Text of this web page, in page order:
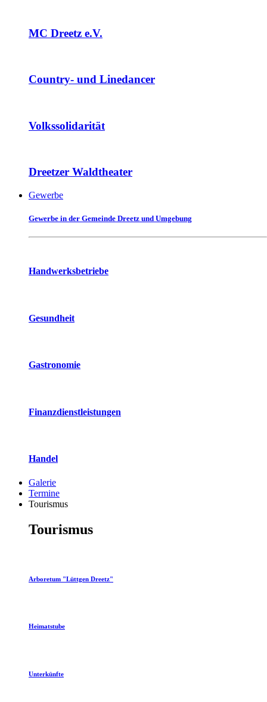
MC Dreetz e.V.
Country- und Linedancer
Volkssolidarität
Dreetzer Waldtheater
Gewerbe
Gewerbe in der Gemeinde Dreetz und Umgebung
Handwerksbetriebe
Gesundheit
Gastronomie
Finanzdienstleistungen
Handel
Galerie
Termine
Tourismus
Tourismus
Arboretum "Lüttgen Dreetz"
Heimatstube
Unterkünfte